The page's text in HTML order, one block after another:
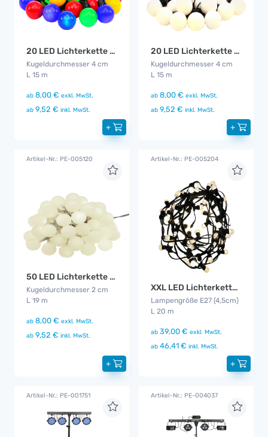
20 LED Lichterkette Bunt CS
Kugeldurchmesser 4 cm
L 15 m
ab 8,00 € exkl. MwSt.
ab 9,52 € inkl. MwSt.
+
20 LED Lichterkette warm - weiß
Kugeldurchmesser 4 cm
L 15 m
ab 8,00 € exkl. MwSt.
ab 9,52 € inkl. MwSt.
+
Artikel-Nr.: PE-005120
50 LED Lichterkette warm - weiß
Kugeldurchmesser 2 cm
L 19 m
ab 8,00 € exkl. MwSt.
ab 9,52 € inkl. MwSt.
+
Artikel-Nr.: PE-005204
XXL LED Lichterkette outdoor
Lampengröße E27 (4,5cm)
L 20 m
ab 39,00 € exkl. MwSt.
ab 46,41 € inkl. MwSt.
+
Artikel-Nr.: PE-001751 Artikel-Nr.: PE-004037